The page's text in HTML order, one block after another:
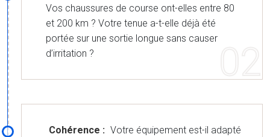
Vos chaussures de course ont-elles entre 80
et 200 km ? Votre tenue a-t-elle déjà été
portée sur une sortie longue sans causer
d’irritation ?
Cohérence : Votre équipement est-il adapté